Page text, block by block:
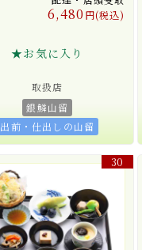
6,480 円(税込)
★お気に入り
取扱店
銀鱗山留
出前・仕出しの山留
30